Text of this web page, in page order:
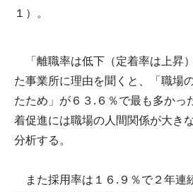
１）。
「離職率は低下（定着率は上昇
た事業所に理由を聞くと、「職場
たため」が６３.６％で最も多かっ
着促進には職場の人間関係が大き
分析する。
また採用率は１６.９％で２年連